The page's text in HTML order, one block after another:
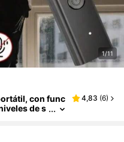
1/11
con func
de s
oficinas
4,83 (6)